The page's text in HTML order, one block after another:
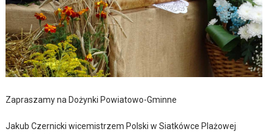
Zapraszamy na Dożynki Powiatowo-Gminne
Jakub Czernicki wicemistrzem Polski w Siatkówce Plażowej